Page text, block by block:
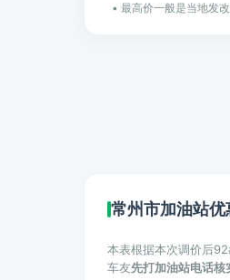
• 最高价一般是当地发
常州市加油站优
本表根据本次调价后
车友先打加油站电话核